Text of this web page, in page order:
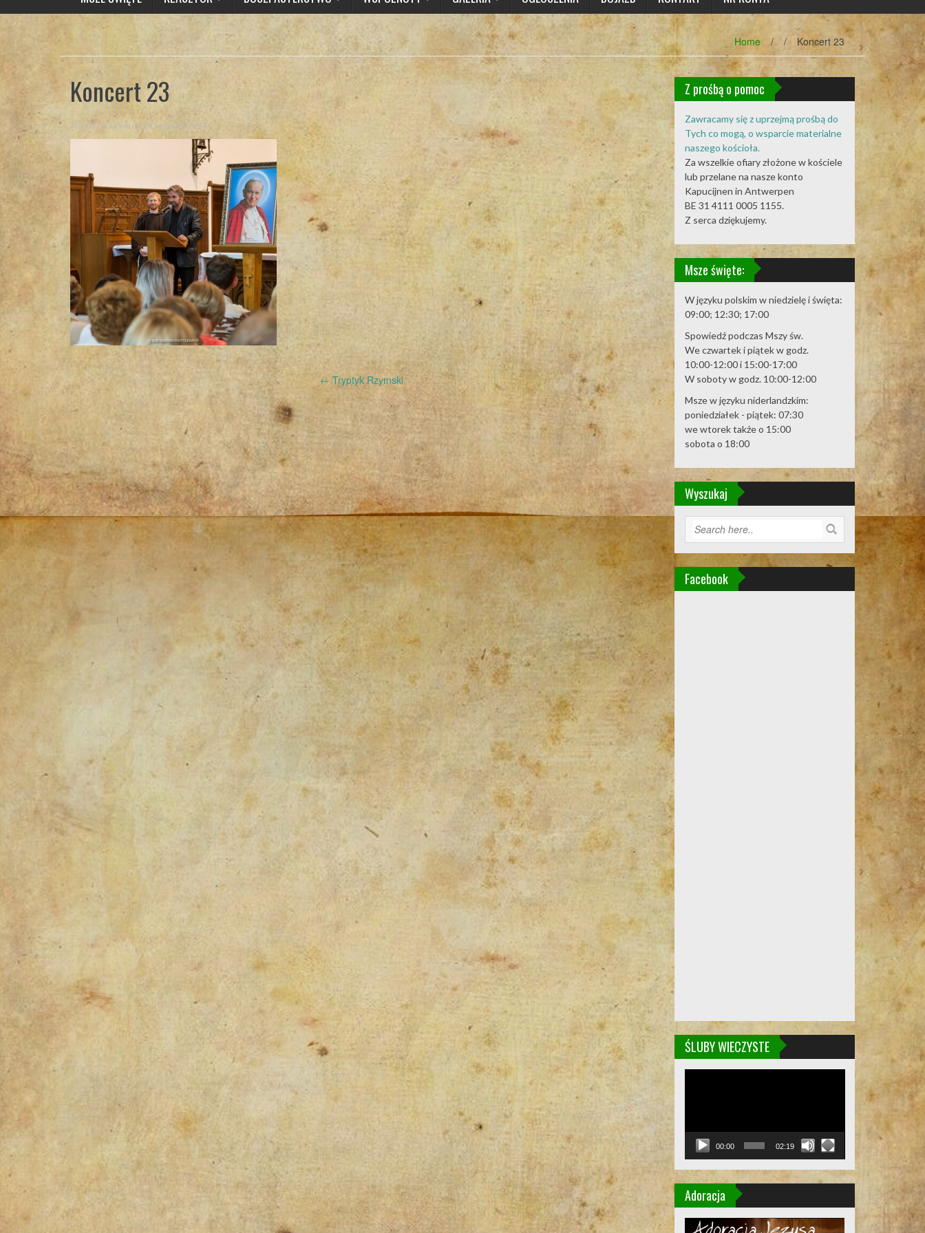
Home / / Koncert 23
Koncert 23
Posted Byadmin on 26 września 2014
Post
navigation
←Tryptyk Rzymski
Z prośbą o pomoc
Zawracamy się z uprzejmą prośbą do
Tych co mogą, o wsparcie materialne
naszego kościoła.
Za wszelkie ofiary złożone w kościele
lub przelane na nasze konto
Kapucijnen in Antwerpen
BE 31 4111 0005 1155.
Z serca dziękujemy.
Msze święte:
W języku polskim w niedzielę i święta:
09:00; 12:30; 17:00
Spowiedź podczas Mszy św.
We czwartek i piątek w godz.
10:00-12:00 i 15:00-17:00
W soboty w godz. 10:00-12:00
Msze w języku niderlandzkim:
poniedziałek - piątek: 07:30
we wtorek także o 15:00
sobota o 18:00
Wyszukaj
Facebook
ŚLUBY WIECZYSTE
00:00 02:19
Adoracja